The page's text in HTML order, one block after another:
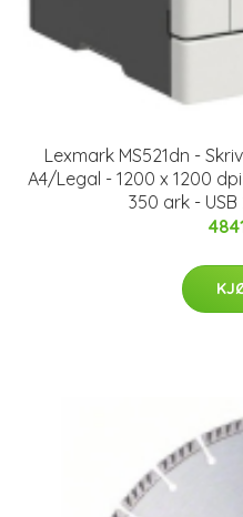
Lexmark MS521dn -
A4/Legal - 1200 x 1200
350 ark -